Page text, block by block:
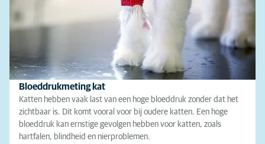
Bloeddrukmeting kat
Katten hebben vaak last van een hoge bloeddruk zonder dat het
zichtbaar is. Dit komt vooral voor bij oudere katten. Een hoge
bloeddruk kan ernstige gevolgen hebben voor katten, zoals
hartfalen, blindheid en nierproblemen.